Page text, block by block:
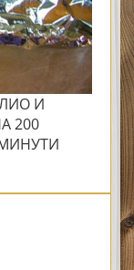
И
200